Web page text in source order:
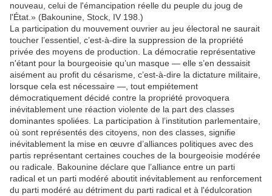
nouveau, celui de l'émancipation réelle du peuple du joug de
l'État.» (Bakounine, Stock, IV 198.)
La participation du mouvement ouvrier au jeu électoral ne saurait
toucher l’essentiel, c’est-à-dire la suppression de la propriété
privée des moyens de production. La démocratie représentative
n'étant pour la bourgeoisie qu’un masque — elle s’en dessaisit
aisément au profit du césarisme, c’est-à-dire la dictature militaire,
lorsque cela est nécessaire —, tout empiétement
démocratiquement décidé contre la propriété provoquera
inévitablement une réaction violente de la part des classes
dominantes spoliées. La participation à l’institution parlementaire,
où sont représentés des citoyens, non des classes, signifie
inévitablement la mise en œuvre d’alliances politiques avec des
partis représentant certaines couches de la bourgeoisie modérée
ou radicale. Bakounine déclare que l’alliance entre un parti
radical et un parti modéré aboutit inévitablement au renforcement
du parti modéré au détriment du parti radical et à l'édulcoration